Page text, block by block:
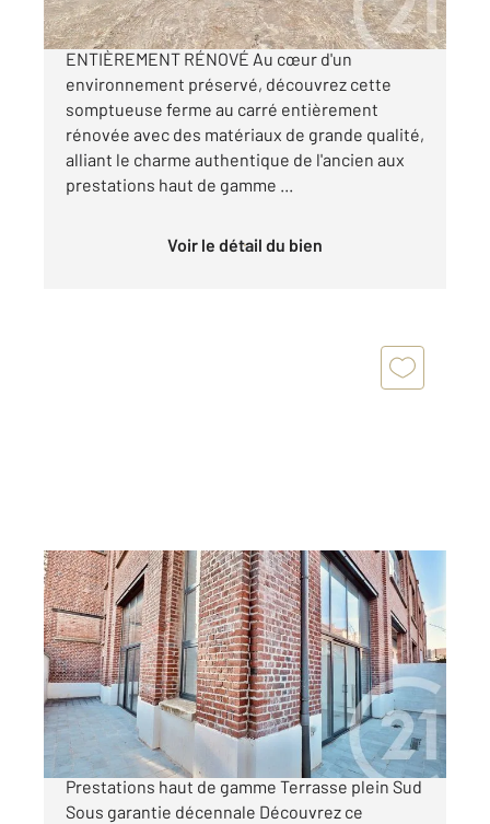
PROPRIÉTÉ D'EXCEPTION FERME AU CARRÉ
ENTIÈREMENT RÉNOVÉ Au cœur d'un
environnement préservé, découvrez cette
somptueuse ferme au carré entièrement
rénovée avec des matériaux de grande qualité,
alliant le charme authentique de l'ancien aux
prestations haut de gamme ...
Voir le détail du bien
TOURCOING 59
121,33 m2, 5 pièces
Ref : 837
Appartement F3 Bis à vendre
269 500 €
Appartement d'exception de 121 m²
Prestations haut de gamme Terrasse plein Sud
Sous garantie décennale Découvrez ce